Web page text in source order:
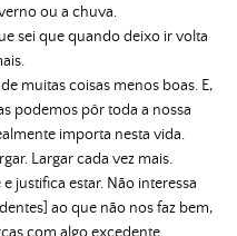
ou a chuva.
sei que quando deixo ir volta
muitas coisas menos boas. E,
podemos pôr toda a nossa
importa nesta vida.
Largar cada vez mais.
justifica estar. Não interessa
ao que não nos faz bem,